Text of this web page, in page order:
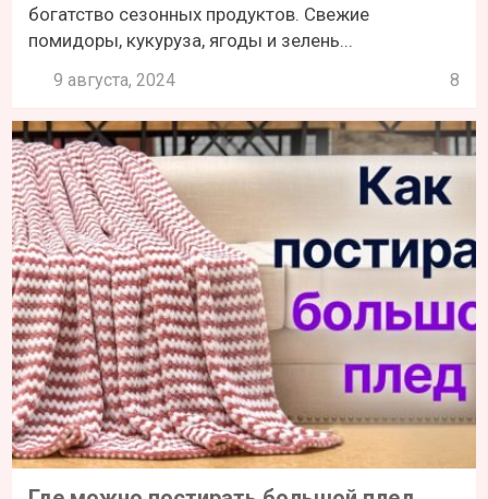
богатство сезонных продуктов. Свежие
помидоры, кукуруза, ягоды и зелень...
9 августа, 2024 8